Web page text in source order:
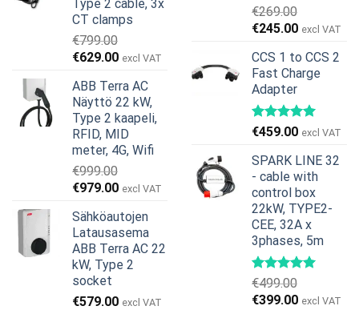
Type 2 cable, 3x
CT clamps
€799.00
Alkuperäinen
oli:
€799.00.
€629.00Nykyinen
on:
€629.00.
excl VAT
ABB Terra AC
Näyttö 22 kW,
Type 2 kaapeli,
RFID, MID
meter, 4G, Wifi
€999.00
Alkuperäinen
oli:
€999.00.
€979.00Nykyinen
on:
€979.00.
excl VAT
Sähköautojen
Latausasema
ABB Terra AC 22
kW, Type 2
socket
€579.00 excl VAT
€269.00
Alkuperäinen
oli:
€269.00.
€245.00Nykyinen
on:
€245.00.
excl VAT
CCS 1 to CCS 2
Fast Charge
Adapter
€459.00 excl VAT
SPARK LINE 32
- cable with
control box
22kW, TYPE2-
CEE, 32A x
3phases, 5m
€499.00
Alkuperäinen
€399.00Nykyinen
excl VAT